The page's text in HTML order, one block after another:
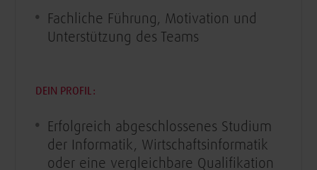
Fachliche Führung, Motivation und
Unterstützung des Teams
DEIN PROFIL:
Erfolgreich abgeschlossenes Studium
der Informatik, Wirtschaftsinformatik
oder eine vergleichbare Qualifikation